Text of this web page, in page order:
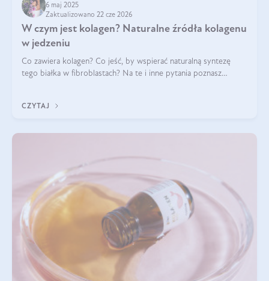
6 maj 2025
Zaktualizowano 22 cze 2026
W czym jest kolagen? Naturalne źródła kolagenu
w jedzeniu
Co zawiera kolagen? Co jeść, by wspierać naturalną syntezę
tego białka w fibroblastach? Na te i inne pytania poznasz
CZYTAJ